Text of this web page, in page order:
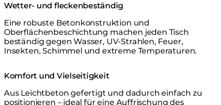
Wetter- und fleckenbeständig
Eine robuste Betonkonstruktion und
Oberflächenbeschichtung machen jeden Tisch
beständig gegen Wasser, UV-Strahlen, Feuer,
Insekten, Schimmel und extreme Temperaturen.
Komfort und Vielseitigkeit
Aus Leichtbeton gefertigt und dadurch einfach zu
positionieren – ideal für eine Auffrischung des